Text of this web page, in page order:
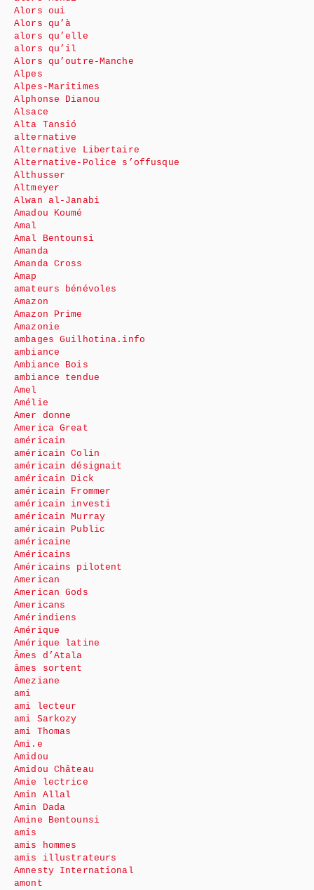
Alors oui
Alors qu’à
alors qu’elle
alors qu’il
Alors qu’outre-Manche
Alpes
Alpes-Maritimes
Alphonse Dianou
Alsace
Alta Tansió
alternative
Alternative Libertaire
Alternative-Police s’offusque
Althusser
Altmeyer
Alwan al-Janabi
Amadou Koumé
Amal
Amal Bentounsi
Amanda
Amanda Cross
Amap
amateurs bénévoles
Amazon
Amazon Prime
Amazonie
ambages Guilhotina.info
ambiance
Ambiance Bois
ambiance tendue
Amel
Amélie
Amer donne
America Great
américain
américain Colin
américain désignait
américain Dick
américain Frommer
américain investi
américain Murray
américain Public
américaine
Américains
Américains pilotent
American
American Gods
Americans
Amérindiens
Amérique
Amérique latine
Âmes d’Atala
âmes sortent
Ameziane
ami
ami lecteur
ami Sarkozy
ami Thomas
Ami.e
Amidou
Amidou Château
Amie lectrice
Amin Allal
Amin Dada
Amine Bentounsi
amis
amis hommes
amis illustrateurs
Amnesty International
amont